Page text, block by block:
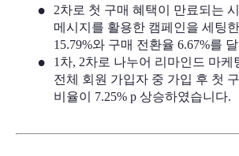
2차로 첫 구매 혜택이 만료되는
메시지를 활용한 캠페인을 세팅
15.79%와 구매 전환율 6.67%를
1차, 2차로 나누어 리마인드 마케
전체 회원 가입자 중 가입 후 첫
비율이 7.25% p 상승하였습니다.